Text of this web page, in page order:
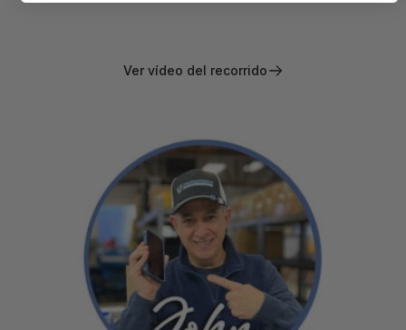
Ver vídeo del recorrido